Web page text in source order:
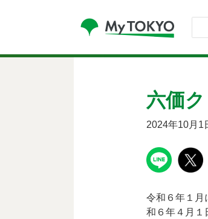
六価
2024年10月1
令和６年１月
和６年４月１